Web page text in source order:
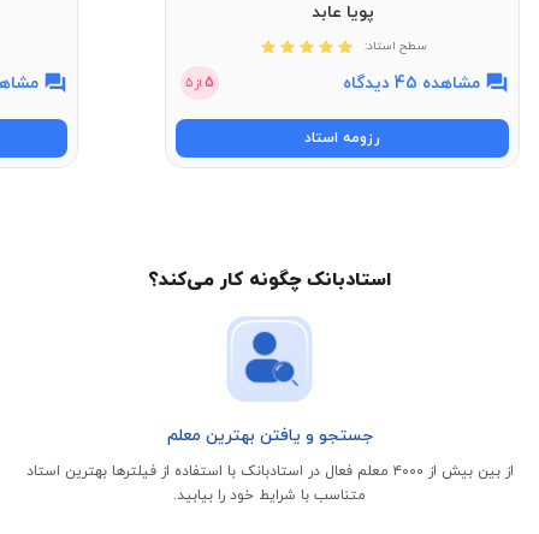
پویا عابد
سطح استاد:
مشاهده 45 دیدگاه 5 از 5
رزومه استاد
مشاهده
استادبانک چگونه کار می‌کند؟
جستجو و یافتن بهترین معلم
از بین بیش از ۴۰۰۰ معلم فعال در استادبانک با استفاده از فیلتر‌ها بهترین استاد
متناسب با شرایط خود را بیابید.